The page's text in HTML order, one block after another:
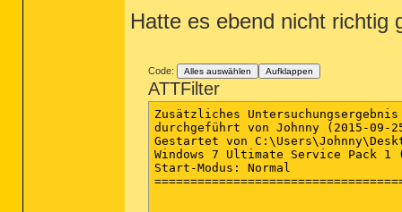
(NVIDIA Corporation) C:\Program
(Avira Operations GmbH & Co.
(Apple Inc.) C:\Program
(Microsoft Corporation)
(Mozilla Corporation)
(Avira Operations GmbH & Co.
(Oracle Corporation) C:\Program
(Adobe Systems, Inc.)
(Adobe Systems, Inc.)
(Adobe Systems Incorporated)
(Malwarebytes Corporation)
Hatte es ebend nicht richtig
Code: Alles auswählen Aufklappen
ATTFilter
Zusätzliches
durchgeführt von Johnny (2015-09-
Gestartet von
Windows 7 Ultimate Service Pack 1
Start-Modus: Normal